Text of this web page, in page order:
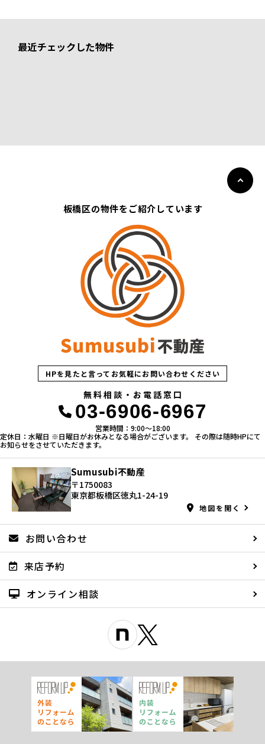
最近チェックした物件
板橋区の物件をご紹介しています
HPを見たと言ってお気軽にお問い合わせください
無料相談・お電話窓口
03-6906-6967
営業時間：9:00〜18:00
定休日：水曜日 ※日曜日がお休みとなる場合がございます。 その際は随時HPにて
お知らせをさせていただきます。
Sumusubi不動産
〒1750083
東京都板橋区徳丸1-24-19
地図を開く
お問い合わせ
来店予約
オンライン相談